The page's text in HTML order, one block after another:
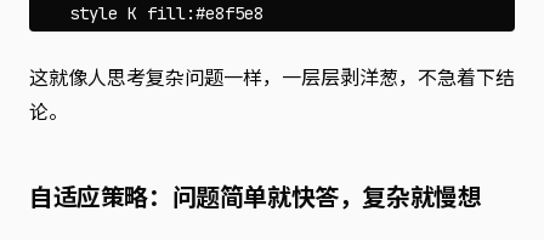
这就像人思考复杂问题一样，一层层剥洋葱，不急着下结
论。
自适应策略：问题简单就快答，复杂就慢想